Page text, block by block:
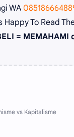
WA
Happy To Read
= MEMAHAMI